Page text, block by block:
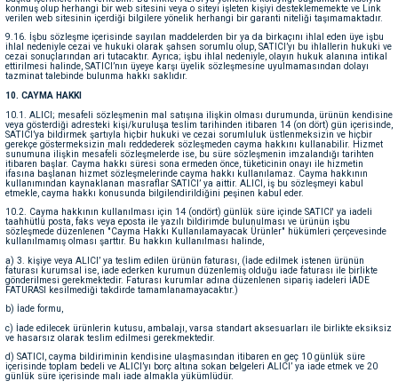
konmuş olup herhangi bir web sitesini veya o siteyi işleten kişiyi desteklememekte ve Link
verilen web sitesinin içerdiği bilgilere yönelik herhangi bir garanti niteliği taşımamaktadır.
9.16. İşbu sözleşme içerisinde sayılan maddelerden bir ya da birkaçını ihlal eden üye işbu
ihlal nedeniyle cezai ve hukuki olarak şahsen sorumlu olup, SATICI’yı bu ihlallerin hukuki ve
cezai sonuçlarından ari tutacaktır. Ayrıca; işbu ihlal nedeniyle, olayın hukuk alanına intikal
ettirilmesi halinde, SATICI’nın üyeye karşı üyelik sözleşmesine uyulmamasından dolayı
tazminat talebinde bulunma hakkı saklıdır.
10. CAYMA HAKKI
10.1. ALICI; mesafeli sözleşmenin mal satışına ilişkin olması durumunda, ürünün kendisine
veya gösterdiği adresteki kişi/kuruluşa teslim tarihinden itibaren 14 (on dört) gün içerisinde,
SATICI’ya bildirmek şartıyla hiçbir hukuki ve cezai sorumluluk üstlenmeksizin ve hiçbir
gerekçe göstermeksizin malı reddederek sözleşmeden cayma hakkını kullanabilir. Hizmet
sunumuna ilişkin mesafeli sözleşmelerde ise, bu süre sözleşmenin imzalandığı tarihten
itibaren başlar. Cayma hakkı süresi sona ermeden önce, tüketicinin onayı ile hizmetin
ifasına başlanan hizmet sözleşmelerinde cayma hakkı kullanılamaz. Cayma hakkının
kullanımından kaynaklanan masraflar SATICI’ ya aittir. ALICI, iş bu sözleşmeyi kabul
etmekle, cayma hakkı konusunda bilgilendirildiğini peşinen kabul eder.
10.2. Cayma hakkının kullanılması için 14 (ondört) günlük süre içinde SATICI' ya iadeli
taahhütlü posta, faks veya eposta ile yazılı bildirimde bulunulması ve ürünün işbu
sözleşmede düzenlenen "Cayma Hakkı Kullanılamayacak Ürünler" hükümleri çerçevesinde
kullanılmamış olması şarttır. Bu hakkın kullanılması halinde,
a) 3. kişiye veya ALICI’ ya teslim edilen ürünün faturası, (İade edilmek istenen ürünün
faturası kurumsal ise, iade ederken kurumun düzenlemiş olduğu iade faturası ile birlikte
gönderilmesi gerekmektedir. Faturası kurumlar adına düzenlenen sipariş iadeleri İADE
FATURASI kesilmediği takdirde tamamlanamayacaktır.)
b) İade formu,
c) İade edilecek ürünlerin kutusu, ambalajı, varsa standart aksesuarları ile birlikte eksiksiz
ve hasarsız olarak teslim edilmesi gerekmektedir.
d) SATICI, cayma bildiriminin kendisine ulaşmasından itibaren en geç 10 günlük süre
içerisinde toplam bedeli ve ALICI’yı borç altına sokan belgeleri ALICI’ ya iade etmek ve 20
günlük süre içerisinde malı iade almakla yükümlüdür.